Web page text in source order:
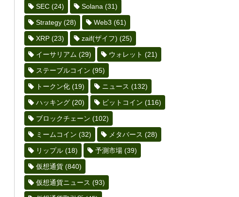
SEC (24) Solana (31)
Strategy (28) Web3 (61)
XRP (23) zaif(ザイフ) (25)
イーサリアム (29) ウォレット (21)
ステーブルコイン (95)
トークン化 (19) ニュース (132)
ハッキング (20) ビットコイン (116)
ブロックチェーン (102)
ミームコイン (32) メタバース (28)
リップル (18) 予測市場 (39)
仮想通貨 (840)
仮想通貨ニュース (93)